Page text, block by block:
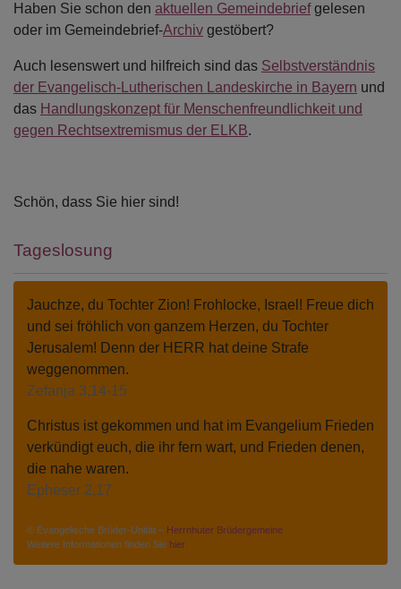
Haben Sie schon den aktuellen Gemeindebriefgelesen
oder im Gemeindebrief-Archiv gestöbert?
Auch lesenswert und hilfreich sind das Selbstverständnis
der Evangelisch-Lutherischen Landeskirche in Bayern und
das Handlungskonzept für Menschenfreundlichkeit und
gegen Rechtsextremismus der ELKB.
Schön, dass Sie hier sind!
Tageslosung
Jauchze, du Tochter Zion! Frohlocke, Israel! Freue dich
und sei fröhlich von ganzem Herzen, du Tochter
Jerusalem! Denn der HERR hat deine Strafe
weggenommen.
Zefanja 3,14-15
Christus ist gekommen und hat im Evangelium Frieden
verkündigt euch, die ihr fern wart, und Frieden denen,
die nahe waren.
Epheser 2,17
© Evangelische Brüder-Unität – Herrnhuter Brüdergemeine
Weitere Informationen finden Sie hier